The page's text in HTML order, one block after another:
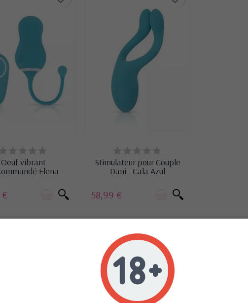
Oeuf vibrant
Elena -
€
Stimulateur pour Couple
Dani - Cala Azul
58,99 €
Livraison offerte dés 50 €